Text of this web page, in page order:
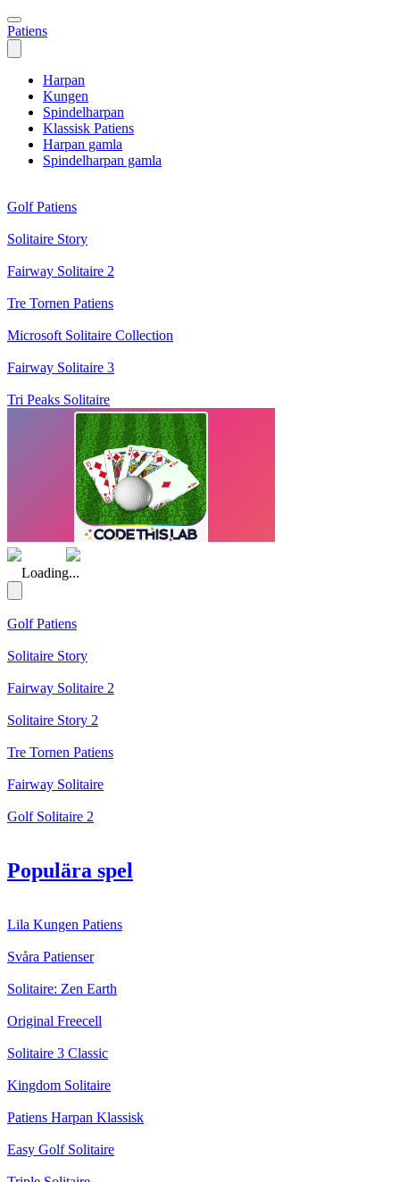
Patiens
Harpan
Kungen
Spindelharpan
Klassisk Patiens
Harpan gamla
Spindelharpan gamla
Golf Patiens
Solitaire Story
Fairway Solitaire 2
Tre Tornen Patiens
Microsoft Solitaire Collection
Fairway Solitaire 3
Tri Peaks Solitaire
Loading...
Golf Patiens
Solitaire Story
Fairway Solitaire 2
Solitaire Story 2
Tre Tornen Patiens
Fairway Solitaire
Golf Solitaire 2
Populära spel
Lila Kungen Patiens
Svåra Patienser
Solitaire: Zen Earth
Original Freecell
Solitaire 3 Classic
Kingdom Solitaire
Patiens Harpan Klassisk
Easy Golf Solitaire